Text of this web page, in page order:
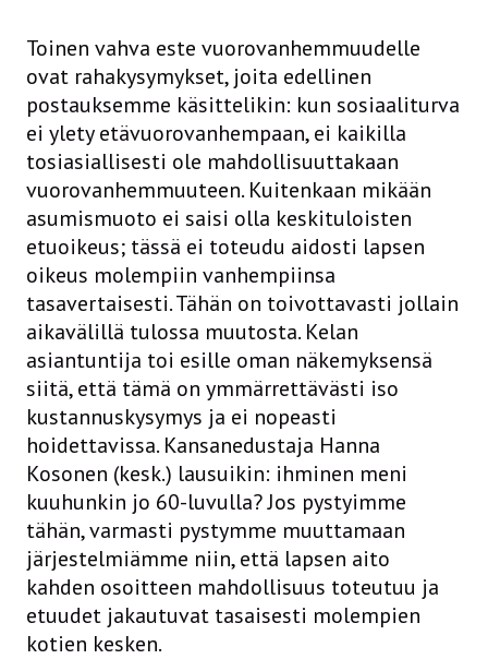
Toinen vahva este vuorovanhemmuudelle
ovat rahakysymykset, joita edellinen
postauksemme käsittelikin: kun sosiaaliturva
ei ylety etävuorovanhempaan, ei kaikilla
tosiasiallisesti ole mahdollisuuttakaan
vuorovanhemmuuteen. Kuitenkaan mikään
asumismuoto ei saisi olla keskituloisten
etuoikeus; tässä ei toteudu aidosti lapsen
oikeus molempiin vanhempiinsa
tasavertaisesti. Tähän on toivottavasti jollain
aikavälillä tulossa muutosta. Kelan
asiantuntija toi esille oman näkemyksensä
siitä, että tämä on ymmärrettävästi iso
kustannuskysymys ja ei nopeasti
hoidettavissa. Kansanedustaja Hanna
Kosonen (kesk.) lausuikin: ihminen meni
kuuhunkin jo 60-luvulla? Jos pystyimme
tähän, varmasti pystymme muuttamaan
järjestelmiämme niin, että lapsen aito
kahden osoitteen mahdollisuus toteutuu ja
etuudet jakautuvat tasaisesti molempien
kotien kesken.